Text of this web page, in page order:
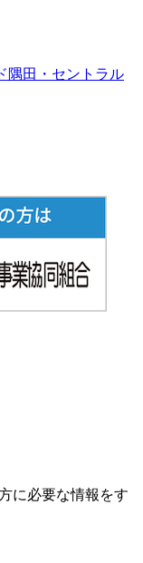
隅田・セントラル
に必要な情報をす